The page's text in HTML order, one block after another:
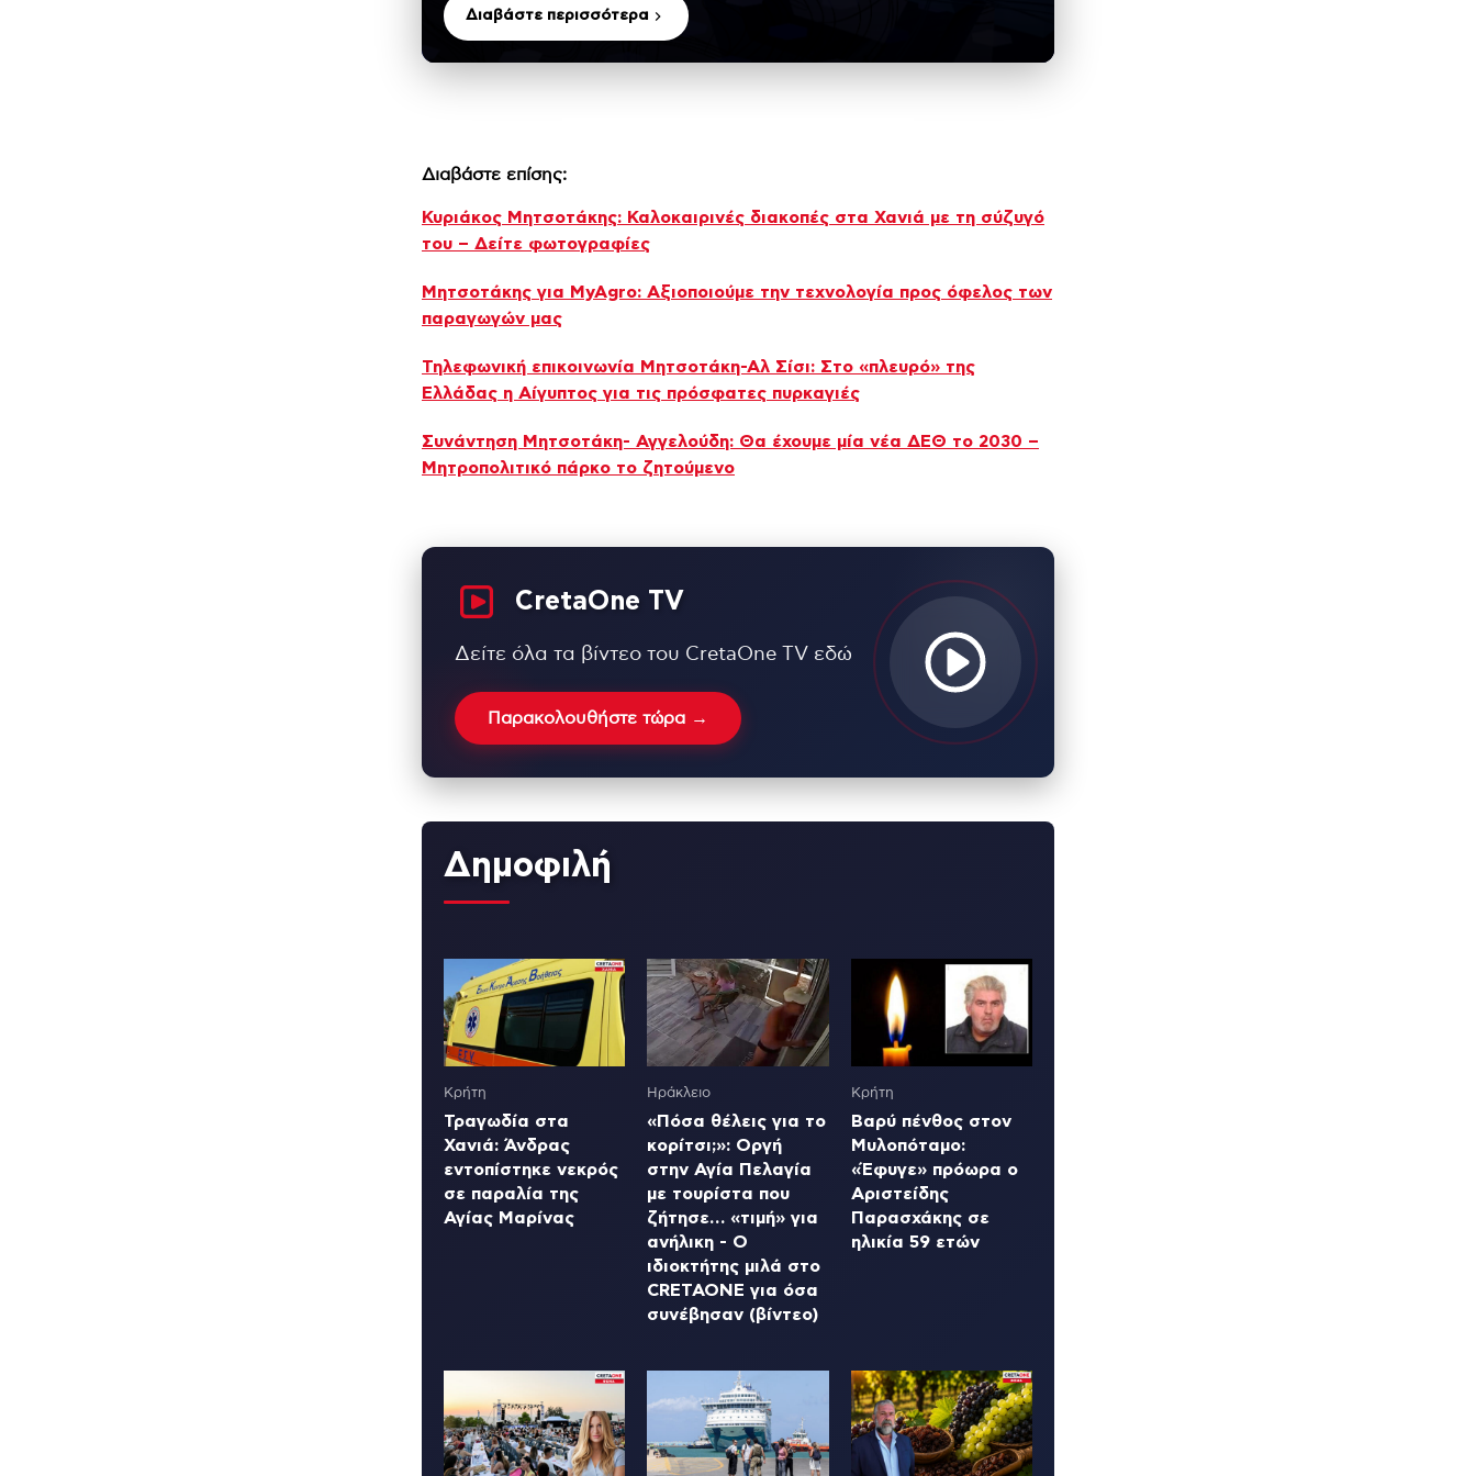
Διαβάστε περισσότερα
Διαβάστε επίσης:
Κυριάκος Μητσοτάκης: Καλοκαιρινές διακοπές στα Χανιά με τη σύζυγό
του – Δείτε φωτογραφίες
Μητσοτάκης για MyAgro: Αξιοποιούμε την τεχνολογία προς όφελος των
παραγωγών μας
Τηλεφωνική επικοινωνία Μητσοτάκη-Αλ Σίσι: Στο «πλευρό» της
Ελλάδας η Αίγυπτος για τις πρόσφατες πυρκαγιές
Συνάντηση Μητσοτάκη- Αγγελούδη: Θα έχουμε μία νέα ΔΕΘ το 2030 –
Μητροπολιτικό πάρκο το ζητούμενο
CretaOne TV
Δείτε όλα τα βίντεο του CretaOne TV εδώ
Παρακολουθήστε τώρα →
Δημοφιλή
Κρήτη
Τραγωδία στα
Χανιά: Άνδρας
εντοπίστηκε νεκρός
σε παραλία της
Αγίας Μαρίνας
Ηράκλειο
«Πόσα θέλεις για το
κορίτσι;»: Οργή
στην Αγία Πελαγία
με τουρίστα που
ζήτησε… «τιμή» για
ανήλικη - Ο
ιδιοκτήτης μιλά στο
CRETAONE για όσα
συνέβησαν (βίντεο)
Κρήτη
Βαρύ πένθος στον
Μυλοπόταμο:
«Έφυγε» πρόωρα ο
Αριστείδης
Παρασχάκης σε
ηλικία 59 ετών